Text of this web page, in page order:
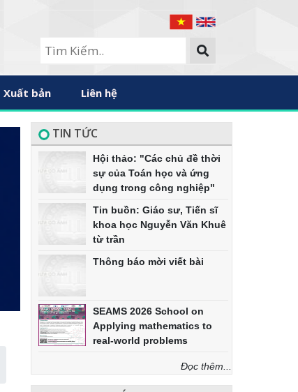
Xuất bản Liên hệ
TIN TỨC
Hội thảo: "Các chủ đề thời
sự của Toán học và ứng
dụng trong công nghiệp"
Tin buồn: Giáo sư, Tiến sĩ
khoa học Nguyễn Văn Khuê
từ trần
Thông báo mời viết bài
SEAMS 2026 School on
Applying mathematics to
real-world problems
Đọc thêm...